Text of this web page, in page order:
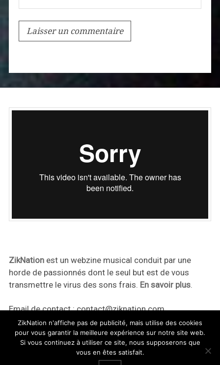
ZikNationest un webzine musical conduit par une
horde de passionnés dont le seul but est de vous
transmettre le virus des sons frais. En savoir plus.
Email de contact :contact@ziknation.com
ZikNation n'affiche pas de publicité, mais utilise des cookies
pour vous garantir la meilleure expérience sur notre site web.
Si vous continuez à utiliser ce site, nous supposerons que
vous en êtes satisfait.